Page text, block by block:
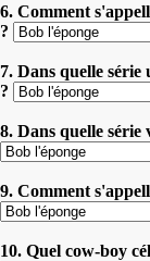
6. Comment
?
7. Dans quelle série
?
8. Dans quelle
9. Comment
10. Quel cow-boy